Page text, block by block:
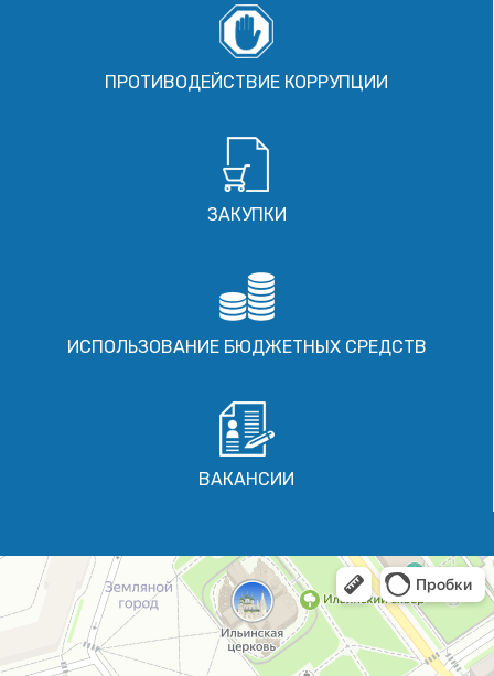
ПРОТИВОДЕЙСТВИЕ КОРРУПЦИИ
ЗАКУПКИ
ИСПОЛЬЗОВАНИЕ БЮДЖЕТНЫХ СРЕДСТВ
ВАКАНСИИ